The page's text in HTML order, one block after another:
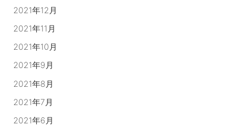
2021年12月
2021年11月
2021年10月
2021年9月
2021年8月
2021年7月
2021年6月